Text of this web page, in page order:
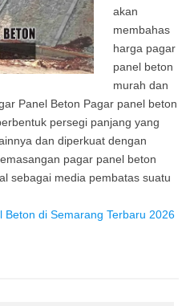
akan
membahas
harga pagar
panel beton
murah dan
Panel Beton Pagar panel beton
persegi panjang yang
dan diperkuat dengan
pagar panel beton
sebagai media pembatas suatu
di Semarang Terbaru 2026